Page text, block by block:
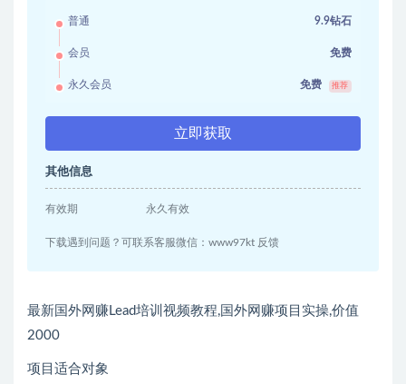
普通 9.9钻石
会员 免费
永久会员 免费 推荐
立即获取
其他信息
有效期 永久有效
下载遇到问题？可联系客服微信：www97kt 反馈
最新国外网赚Lead培训视频教程,国外网赚项目实操,价值
2000
项目适合对象